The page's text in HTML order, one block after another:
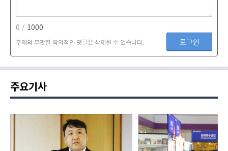
0 / 1000
주제와 무관한 악의적인 댓글은 삭제될 수 있습니다. 로그인
주요기사